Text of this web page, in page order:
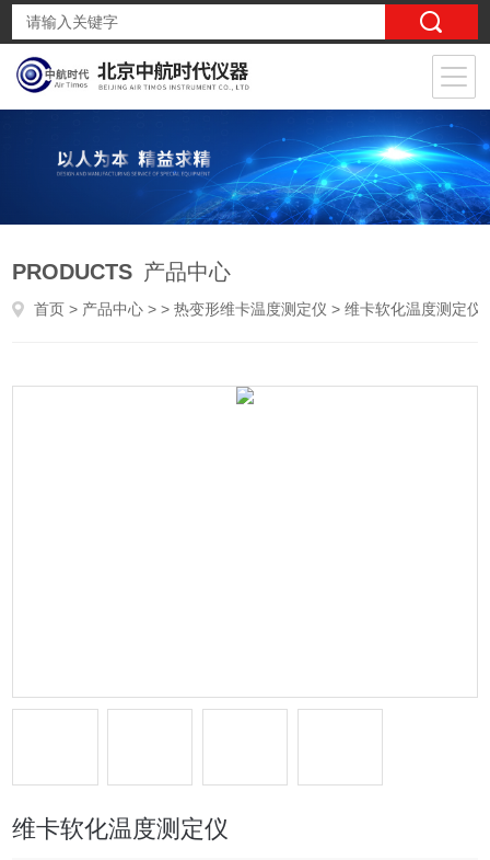
PRODUCTS 产品中心
首页 > 产品中心 > >热变形维卡温度测定仪 > 维卡软化温度测定仪维卡软化温度测定仪
维卡软化温度测定仪